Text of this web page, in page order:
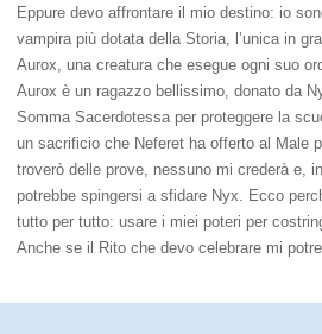
Eppure devo affrontare il mio destino: io
vampira più dotata della Storia, l’unica in
Aurox, una creatura che esegue ogni suo
Aurox è un ragazzo bellissimo, donato da
Somma Sacerdotessa per proteggere la
un sacrificio che Neferet ha offerto al Male
troverò delle prove, nessuno mi crederà e,
potrebbe spingersi a sfidare Nyx. Ecco
tutto per tutto: usare i miei poteri per
Anche se il Rito che devo celebrare mi